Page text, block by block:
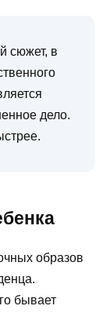
сюжет, в
дело.
образов
бывает